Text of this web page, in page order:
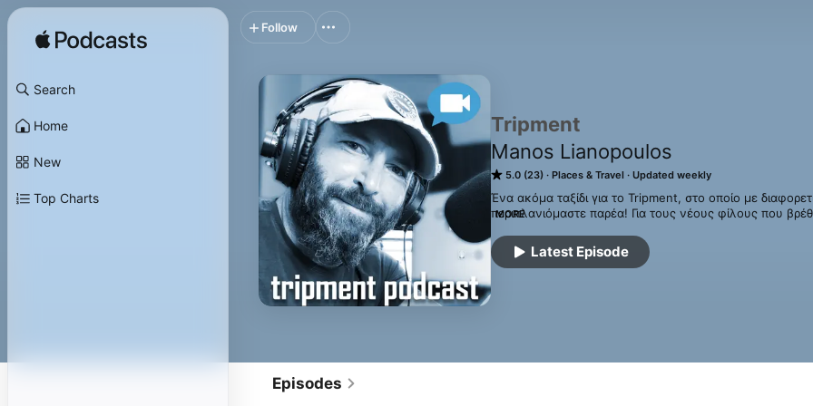
Search
Home
New
Top Charts
Tripment
Manos Lianopoulos
5.0 (23) Places & Travel Updated weekly
Ένα ακόμα ταξίδι για το Tripment, στο οποίο με
περιπλανιόμαστε παρέα! Για τους νέους φίλους που
εμπειρίες μου από την Ελλάδα και τον υπόλοιπο
αξιοθέατα του εκάστοτε προορισμού, ενώ καταπιάνομαι
MORE
Latest Episode
Follow
Episodes